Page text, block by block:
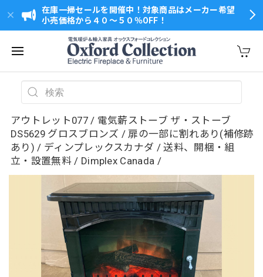
在庫一掃セールを開催中！対象商品はメーカー希望
小売価格から４０～５０％OFF！
アウトレット077 / 電気薪ストーブ ザ・ストーブ
DS5629 グロスブロンズ / 扉の一部に割れあり(補修跡
あり) / ディンプレックスカナダ / 送料、開梱・組
立・設置無料 / Dimplex Canada /